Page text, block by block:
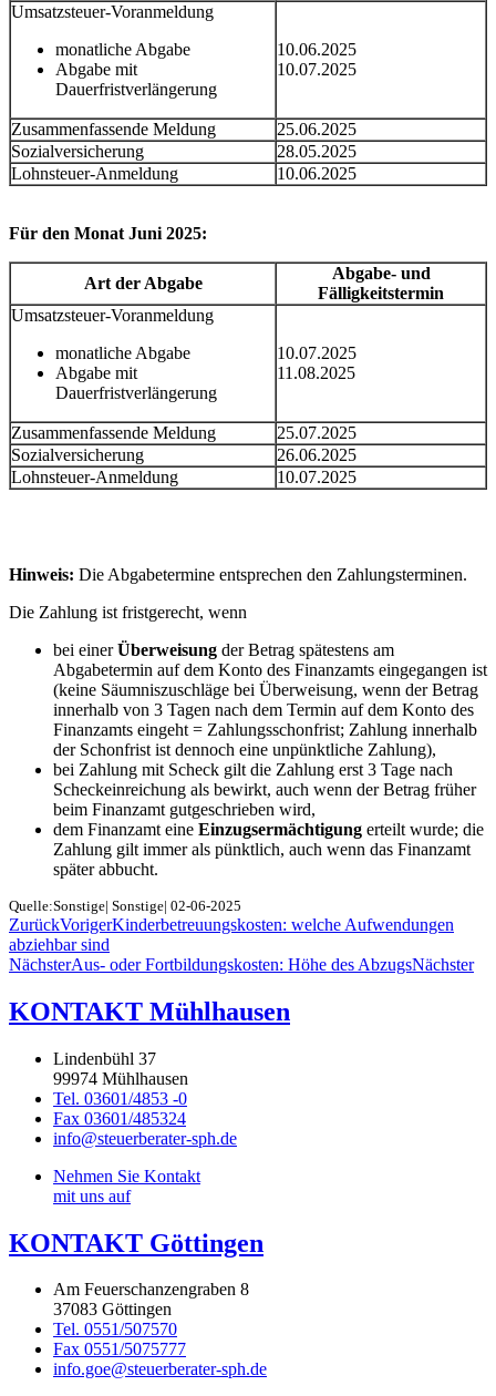
Umsatzsteuer-Voranmeldung
monatliche Abgabe
Abgabe mit
Dauerfristverlängerung
10.06.2025
10.07.2025
Zusammenfassende Meldung
25.06.2025
Sozialversicherung
28.05.2025
Lohnsteuer-Anmeldung
10.06.2025
Für den Monat Juni 2025:
Art der Abgabe
Abgabe- und
Fälligkeitstermin
Umsatzsteuer-Voranmeldung
monatliche Abgabe
Abgabe mit
Dauerfristverlängerung
10.07.2025
11.08.2025
Zusammenfassende Meldung
25.07.2025
Sozialversicherung
26.06.2025
Lohnsteuer-Anmeldung
10.07.2025
Hinweis: Die Abgabetermine entsprechen den Zahlungsterminen.
Die Zahlung ist fristgerecht, wenn
bei einerÜberweisung der Betrag spätestens am
Abgabetermin auf dem Konto des Finanzamts eingegangen ist
(keine Säumniszuschläge bei Überweisung, wenn der Betrag
innerhalb von 3 Tagen nach dem Termin auf dem Konto des
Finanzamts eingeht = Zahlungsschonfrist; Zahlung innerhalb
der Schonfrist ist dennoch eine unpünktliche Zahlung),
bei Zahlung mit Scheck gilt die Zahlung erst 3 Tage nach
Scheckeinreichung als bewirkt, auch wenn der Betrag früher
beim Finanzamt gutgeschrieben wird,
dem Finanzamt eine Einzugsermächtigung erteilt wurde; die
Zahlung gilt immer als pünktlich, auch wenn das Finanzamt
später abbucht.
Quelle:Sonstige| Sonstige| 02-06-2025
ZurückVorigerKinderbetreuungskosten: welche Aufwendungen
abziehbar sind
NächsterAus- oder Fortbildungskosten: Höhe des AbzugsNächster
KONTAKT Mühlhausen
Lindenbühl 37
99974 Mühlhausen
Tel. 03601/4853 -0
Fax 03601/485324
info@steuerberater-sph.de
Nehmen Sie Kontakt
mit uns auf
KONTAKT Göttingen
Am Feuerschanzengraben 8
37083 Göttingen
Tel. 0551/507570
Fax 0551/5075777
info.goe@steuerberater-sph.de